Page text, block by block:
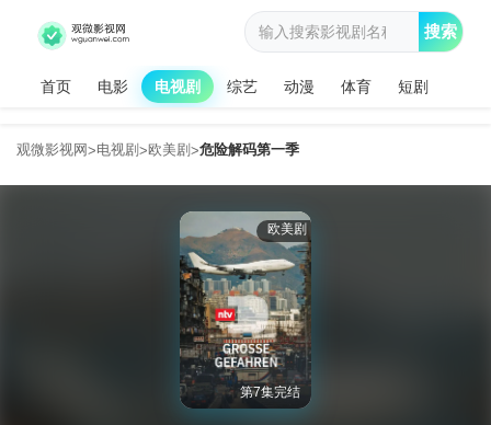
首页 电影 电视剧 综艺 动漫 体育 短剧
搜索
观微影视网>电视剧 >欧美剧 >危险解码第一季
欧美剧
第7集完结